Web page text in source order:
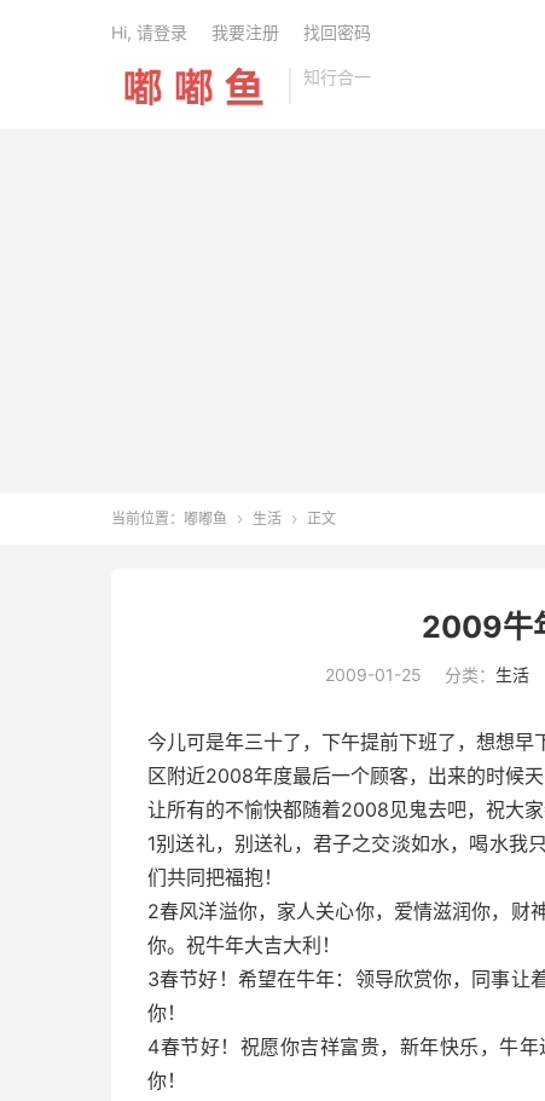
知行合一
Hi, 请登录 我要注册 找回密码
当前位置： 嘟嘟鱼  生活  正文
2009牛
2009-01-25 分类： 生活
今儿可是年三十了，下午提前下班了，想想
区附近2008年度最后一个顾客，出来的时候
让所有的不愉快都随着2008见鬼去吧，祝大
1别送礼，别送礼，君子之交淡如水，喝水我
们共同把福抱！
2春风洋溢你，家人关心你，爱情滋润你，财
你。祝牛年大吉大利！
3春节好！希望在牛年：领导欣赏你，同事让
你！
4春节好！祝愿你吉祥富贵，新年快乐，牛
你！